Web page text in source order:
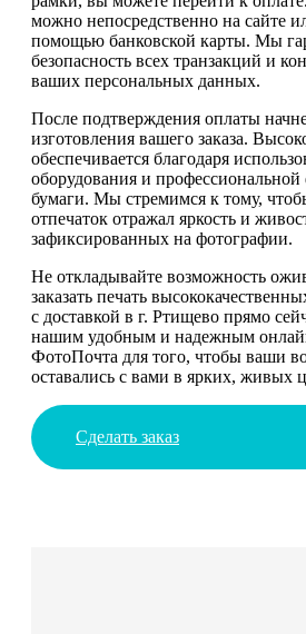
можно непосредственно на сайте
помощью банковской карты. Мы
безопасность всех транзакций и
ваших персональных данных.
После подтверждения оплаты
изготовления вашего заказа.
обеспечивается благодаря
оборудования и профессиональной
бумаги. Мы стремимся к тому,
отпечаток отражал яркость и
зафиксированных на фотографии.
Не откладывайте возможность
заказать печать
с доставкой в г. Ртищево прямо
нашим удобным и надежным
ФотоПочта для того, чтобы ваши
оставались с вами в ярких, живых
Сделать заказ